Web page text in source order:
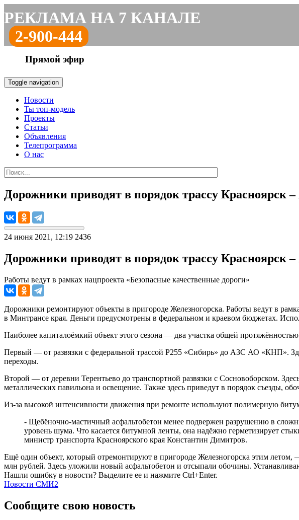
РЕКЛАМА НА 7 КАНАЛЕ
2-900-444
Прямой эфир
Toggle navigation
Новости
Ты топ-модель
Проекты
Статьи
Объявления
Телепрограмма
О нас
Дорожники приводят в порядок трассу Красноярск –
24 июня 2021, 12:19 2436
Дорожники приводят в порядок трассу Красноярск –
Работы ведут в рамках нацпроекта «Безопасные качественные дороги»
Дорожники ремонтируют объекты в пригороде Железногорска. Работы ведут в
в Минтрансе края. Деньги предусмотрены в федеральном и краевом бюджетах.
Наиболее капиталоёмкий объект этого сезона — два участка общей
Первый — от развязки с федеральной трассой Р255 «Сибирь» до АЗС АО «КНП».
переходы.
Второй — от деревни Терентьево до транспортной развязки с Сосновоборском.
металлических павильона и освещение. Также здесь приведут в порядок съезды,
Из-за высокой интенсивности движения при ремонте используют полимерную
- Щебёночно-мастичный асфальтобетон менее подвержен разрушению в
уровень шума. Что касается битумной ленты, она надёжно герметизирует
министр транспорта Красноярского края Константин Димитров.
Ещё один объект, который отремонтируют в пригороде Железногорска этим
млн рублей. Здесь уложили новый асфальтобетон и отсыпали обочины.
Нашли ошибку в новости? Выделите ее и нажмите Ctrl+Enter.
Новости СМИ2
Сообщите свою новость